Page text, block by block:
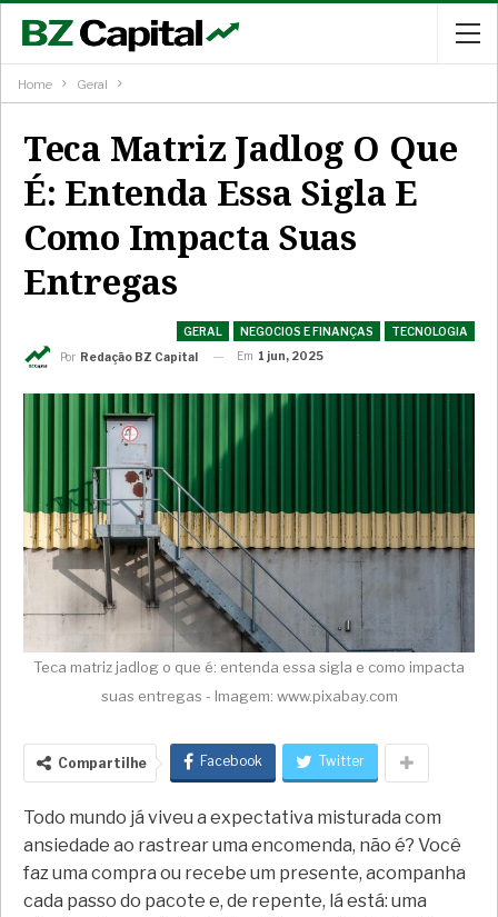
Home Geral
Teca Matriz Jadlog O Que
É: Entenda Essa Sigla E
Como Impacta Suas
Entregas
GERAL NEGOCIOS E FINANÇAS
TECNOLOGIA
Por Redação BZ Capital Em 1 jun, 2025
Teca matriz jadlog o que é: entenda essa sigla e como impacta
suas entregas - Imagem: www.pixabay.com
Compartilhe Facebook Twitter
Todo mundo já viveu a expectativa misturada com
ansiedade ao rastrear uma encomenda, não é? Você
faz uma compra ou recebe um presente, acompanha
cada passo do pacote e, de repente, lá está: uma